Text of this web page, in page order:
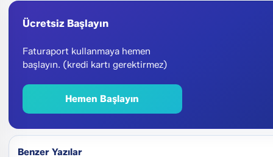
Ücretsiz Başlayın
Faturaport kullanmaya hemen
başlayın. (kredi kartı gerektirmez)
Hemen Başlayın
Benzer Yazılar